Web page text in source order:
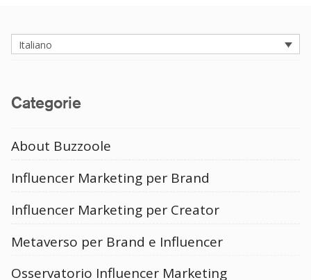
Italiano
Categorie
About Buzzoole
Influencer Marketing per Brand
Influencer Marketing per Creator
Metaverso per Brand e Influencer
Osservatorio Influencer Marketing